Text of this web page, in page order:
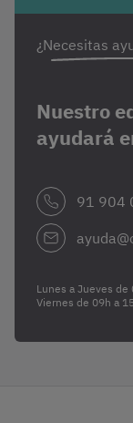
¿Necesitas
Nuestro
ayudará
91 904
Lunes a Jueves de
Viernes de 09h a